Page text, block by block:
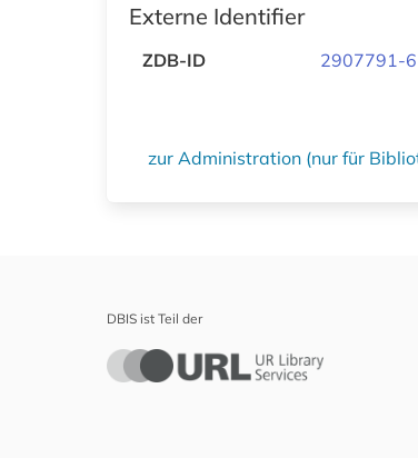
Externe Identifier
ZDB-ID 2907791-6
zur Administration (nur für
DBIS ist Teil der